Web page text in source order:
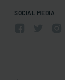
SOCIAL MEDIA